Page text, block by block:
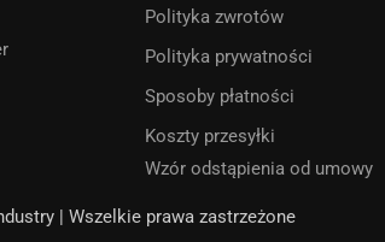
Polityka zwrotów
Polityka prywatności
Sposoby płatności
Koszty przesyłki
Wzór odstąpienia od umowy
| Wszelkie prawa zastrzeżone